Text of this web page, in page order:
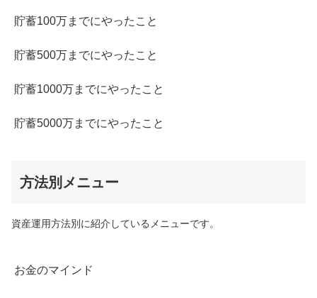
貯蓄100万までにやったこと
貯蓄500万までにやったこと
貯蓄1000万までにやったこと
貯蓄5000万までにやったこと
方法別メニュー
資産運用方法別に紹介しているメニューです。
お金のマインド